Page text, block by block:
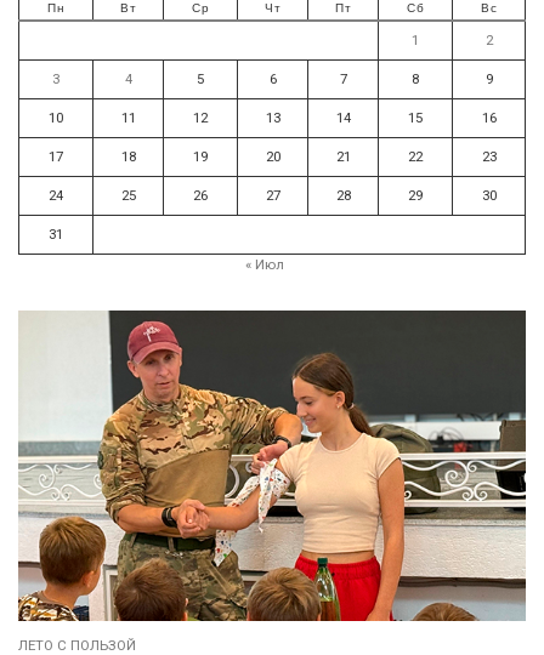
Пн Вт Ср Чт Пт Сб Вс
1 2
3 4 5 6 7 8 9
10 11 12 13 14 15 16
17 18 19 20 21 22 23
24 25 26 27 28 29 30
31
« Июл
ЛЕТО С ПОЛЬЗОЙ